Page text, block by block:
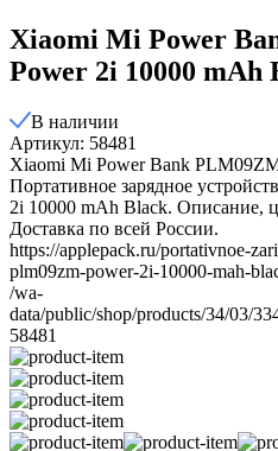
Xiaomi Mi Power
Power 2i 10000 mAh
В наличии
Артикул: 58481
Xiaomi Mi Power Bank
Портативное зарядное
2i 10000 mAh Black. Описание,
Доставка по всей России.
https://applepack.ru/portativnoe-
plm09zm-power-2i-10000-mah-
/wa-
data/public/shop/products/34/03/
58481